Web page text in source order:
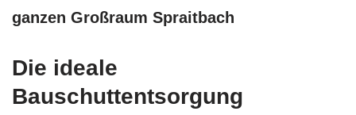
ganzen Großraum Spraitbach
Die ideale
Bauschuttentsorgung